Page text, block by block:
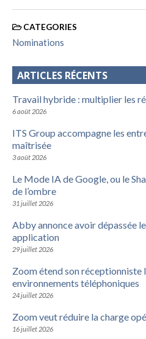
CATEGORIES
Nominations
ARTICLES RÉCENTS
Travail hybride : multiplier les
6 août 2026
ITS Group accompagne les
maîtrisée
3 août 2026
Le Mode IA de Google, ou le
de l’ombre
31 juillet 2026
Abby annonce avoir dépassée
application
29 juillet 2026
Zoom étend son réceptionniste
environnements téléphoniques
24 juillet 2026
Zoom veut réduire la charge
16 juillet 2026